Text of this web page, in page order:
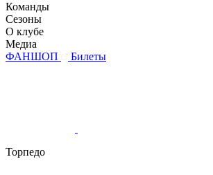
Команды
Сезоны
О клубе
Медиа
ФАНШОП
Билеты
Торпедо